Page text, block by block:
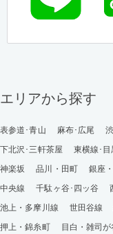
エリアから探す
表参道･青山 麻布･広尾
下北沢･三軒茶屋
東横線･目
神楽坂
品川・田町 銀座
中央線
千駄ヶ谷･四ッ谷
池上・多摩川線
世田谷線
押上・錦糸町
目白・雑司が